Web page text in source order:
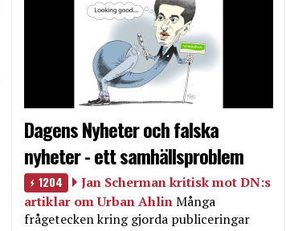
Dagens Nyheter och falska
nyheter - ett samhällsproblem
1204
Jan Scherman kritisk mot DN:s
artiklar om Urban AhlinMånga
frågetecken kring gjorda publiceringar